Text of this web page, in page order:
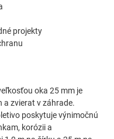
projekty
oka 25 mm je
a zvierat v záhrade.
poskytuje výnimočnú
korózii a